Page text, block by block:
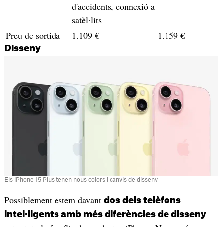
d'accidents, connexió a
satèl·lits
Preu de sortida 1.109 € 1.159 €
Disseny
Els iPhone 15 Plus tenen nous colors i canvis de disseny
Possiblement estem davant dos dels telèfons
intel·ligents amb més diferències de disseny